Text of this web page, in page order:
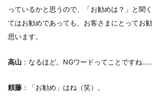
っているかと思うので、「お勧めは？」と聞
てはお勧めであっても、お客さまにとってお
思います。
高山 ：なるほど。NGワードってことですね……
頼藤 ：「お勧め」はね（笑）。